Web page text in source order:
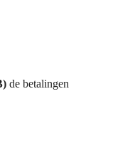
de betalingen